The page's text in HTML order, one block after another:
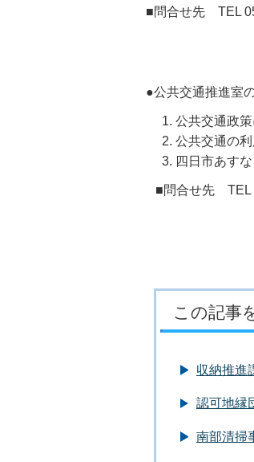
■問合せ先 TEL
●公共交通推進室
公共交通政策
公共交通の利
四日市あす
■問合せ先 TEL
この記事
収納推進
認可地縁
南部清掃